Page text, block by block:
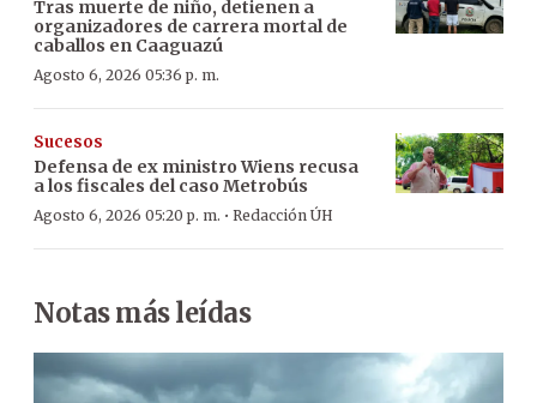
Tras muerte de niño, detienen a
organizadores de carrera mortal de
caballos en Caaguazú
Agosto 6, 2026 05:36 p. m.
Sucesos
Defensa de ex ministro Wiens recusa
a los fiscales del caso Metrobús
Agosto 6, 2026 05:20 p. m. · Redacción ÚH
Notas más leídas